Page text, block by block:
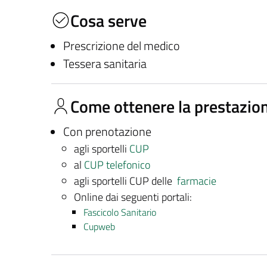
Cosa serve
Prescrizione del medico
Tessera sanitaria
Come ottenere la
Con prenotazione
agli sportelli CUP
al CUP telefonico
agli sportelli CUP delle farmacie
Online dai seguenti portali:
Fascicolo Sanitario
Cupweb